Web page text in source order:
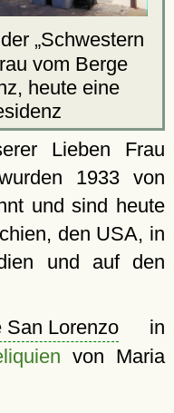
der Schwestern
vom Berge
heute eine
Lieben Frau
1933 von
und sind heute
den USA, in
und auf den
San Lorenzo in
von Maria